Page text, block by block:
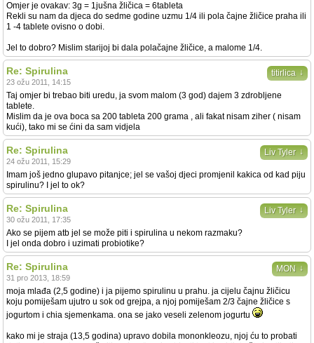
Omjer je ovakav: 3g = 1jušna žličica = 6tableta
Rekli su nam da djeca do sedme godine uzmu 1/4 ili pola čajne žličice praha ili
1 -4 tablete ovisno o dobi.
Jel to dobro? Mislim starijoj bi dala polačajne žličice, a malome 1/4.
titirlica ↓
Re: Spirulina
23 ožu 2011, 14:15
Taj omjer bi trebao biti uredu, ja svom malom (3 god) dajem 3 zdrobljene
tablete.
Mislim da je ova boca sa 200 tableta 200 grama , ali fakat nisam ziher ( nisam
kući), tako mi se ćini da sam vidjela
Liv Tyler ↓
Re: Spirulina
24 ožu 2011, 15:29
Imam još jedno glupavo pitanjce; jel se vašoj djeci promjenil kakica od kad piju
spirulinu? I jel to ok?
Liv Tyler ↓
Re: Spirulina
30 ožu 2011, 17:35
Ako se pijem atb jel se može piti i spirulina u nekom razmaku?
I jel onda dobro i uzimati probiotike?
MON ↓
Re: Spirulina
31 pro 2013, 18:59
moja mlađa (2,5 godine) i ja pijemo spirulinu u prahu. ja cijelu čajnu žličicu
koju pomiješam ujutro u sok od grejpa, a njoj pomiješam 2/3 čajne žličice s
jogurtom i chia sjemenkama. ona se jako veseli zelenom jogurtu
kako mi je straja (13,5 godina) upravo dobila mononkleozu, njoj ću to probati